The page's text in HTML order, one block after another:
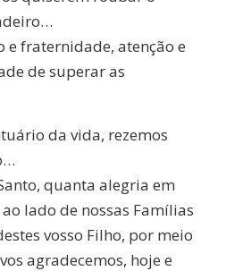
e fraternidade, atenção e
de superar as
da vida, rezemos
quanta alegria em
lado de nossas Famílias
vosso Filho, por meio
agradecemos, hoje e